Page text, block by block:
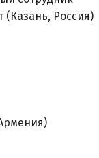
Россия)